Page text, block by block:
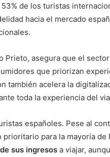
de los turistas
hacia el mercado
Prieto, asegura que el
que priorizan
también acelera la
toda la experiencia del
españoles. Pese al
para la mayoría de
sus ingresos a viajar,